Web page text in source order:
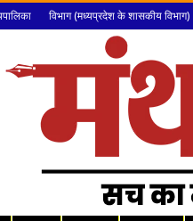
विभाग (मध्यप्रदेश के शासकीय विभाग)